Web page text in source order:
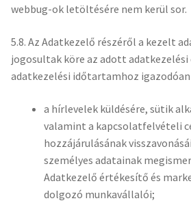
webbug-ok letöltésére nem kerül sor.
5.8. Az Adatkezelő részéről a kezelt
jogosultak köre az adott adatkezelési
adatkezelési időtartamhoz
a hírlevelek küldésére, sütik
valamint a kapcsolatfelvételi
hozzájárulásának
személyes adatainak
Adatkezelő értékesítő és
dolgozó munkavállalói;